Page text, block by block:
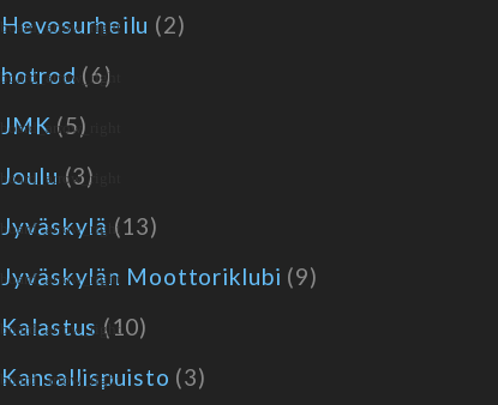
Hevosurheilu (2)
hotrod (6)
JMK (5)
Joulu (3)
Jyväskylä (13)
Jyväskylän Moottoriklubi (9)
Kalastus (10)
Kansallispuisto (3)